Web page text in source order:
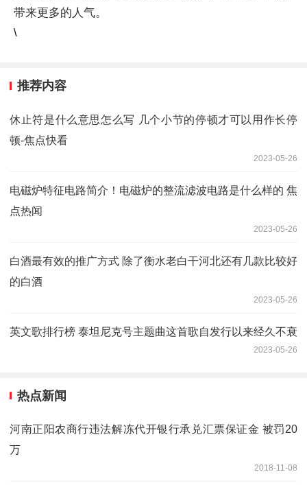
带来更多的人气。
\
推荐内容
休止符是什么意思怎么写 几个小节的停顿才可以用作长停
顿-焦点快看
2023-05-26
电磁炉特征电路简介！电磁炉的整流滤波电路是什么样的 焦
点热闻
2023-05-26
白酒最有效的推广方式 除了衡水老白干河北还有几款比较好
的白酒
2023-05-26
英文歌排行榜 泰坦尼克号主题曲这首歌自发行以来经久不衰
2023-05-26
热点新闻
河南正阳农商行违法解冻代开银行承兑汇票保证金 被罚20
万
2018-11-08